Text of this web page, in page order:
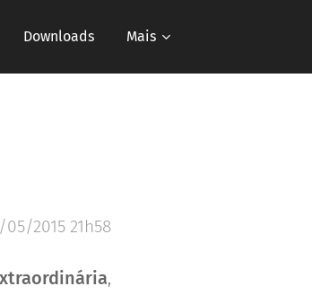
Downloads Mais
05/2015 21h58
,